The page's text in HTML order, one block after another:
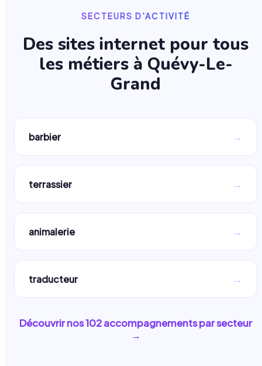
SECTEURS D'ACTIVITÉ
Des sites internet pour tous
les métiers à Quévy-Le-
Grand
barbier →
terrassier →
animalerie →
traducteur →
Découvrir nos102accompagnements par secteur
→